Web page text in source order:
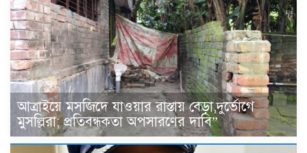
আত্রাইয়ে মসজিদে যাওয়ার রাস্তায় বেড়া,দুর্ভোগে
মুসল্লিরা; প্রতিবন্ধকতা অপসারণের দাবি”